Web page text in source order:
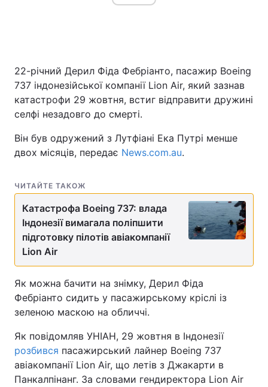
22-річний Дерил Фіда Фебріанто, пасажир Boeing
737 індонезійської компанії Lion Air, який зазнав
катастрофи 29 жовтня, встиг відправити дружині
селфі незадовго до смерті.
Він був одружений з Лутфіані Ека Путрі менше
двох місяців, передає News.com.au.
ЧИТАЙТЕ ТАКОЖ
Катастрофа Boeing 737: влада
Індонезії вимагала поліпшити
підготовку пілотів авіакомпанії
Lion Air
Як можна бачити на знімку, Дерил Фіда
Фебріанто сидить у пасажирському кріслі із
зеленою маскою на обличчі.
Як повідомляв УНІАН, 29 жовтня в Індонезії
розбився пасажирський лайнер Boeing 737
авіакомпанії Lion Air, що летів з Джакарти в
Панкалпінанг. За словами гендиректора Lion Air